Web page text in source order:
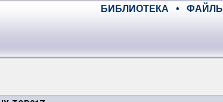
БИБЛИОТЕКА • ФАЙЛЫ